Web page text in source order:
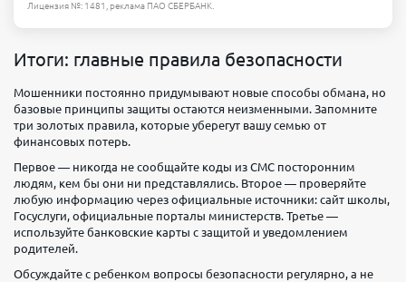
Лицензия №: 1481, реклама ПАО СБЕРБАНК.
Итоги: главные правила безопасности
Мошенники постоянно придумывают новые способы обмана, но
базовые принципы защиты остаются неизменными. Запомните
три золотых правила, которые уберегут вашу семью от
финансовых потерь.
Первое — никогда не сообщайте коды из СМС посторонним
людям, кем бы они ни представлялись. Второе — проверяйте
любую информацию через официальные источники: сайт школы,
Госуслуги, официальные порталы министерств. Третье —
используйте банковские карты с защитой и уведомлением
родителей.
Обсуждайте с ребенком вопросы безопасности регулярно, а не